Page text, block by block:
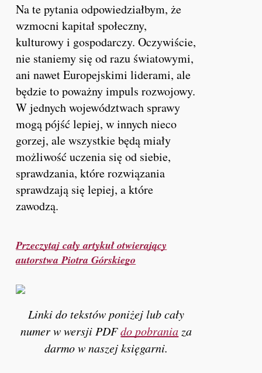
Na te pytania odpowiedziałbym, że
wzmocni kapitał społeczny,
kulturowy i gospodarczy. Oczywiście,
nie staniemy się od razu światowymi,
ani nawet Europejskimi liderami, ale
będzie to poważny impuls rozwojowy.
W jednych województwach sprawy
mogą pójść lepiej, w innych nieco
gorzej, ale wszystkie będą miały
możliwość uczenia się od siebie,
sprawdzania, które rozwiązania
sprawdzają się lepiej, a które
zawodzą.
Przeczytaj cały artykuł otwierający
autorstwa Piotra Górskiego
Linki do tekstów poniżej lub cały
numer w wersji PDFdo pobrania za
darmo w naszej księgarni.